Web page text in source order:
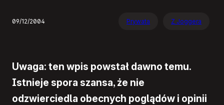
09/12/2004 Prywata Z Joggera
Uwaga: ten wpis powstał dawno temu.
Istnieje spora szansa, że nie
odzwierciedla obecnych poglądów i opinii